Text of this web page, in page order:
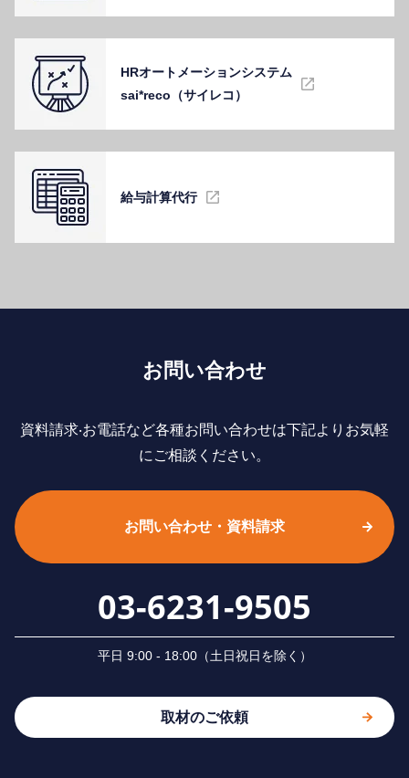
HRオートメーションシステム
sai*reco（サイレコ）
給与計算代⾏
お問い合わせ
資料請求‧お電話など各種お問い合わせは下記よりお気軽
にご相談ください。
お問い合わせ・資料請求
03-6231-9505
平⽇ 9:00 - 18:00（⼟⽇祝⽇を除く）
取材のご依頼